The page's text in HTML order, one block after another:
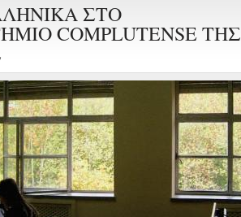
ΣΤΟ
COMPLUTENSE ΤΗΣ